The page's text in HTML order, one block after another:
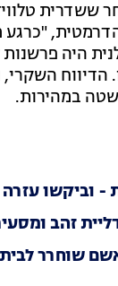
הדרמטית,
היה
השקרי,
במהירות.
- וביקשו